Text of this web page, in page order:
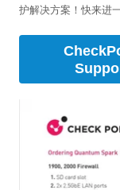
护解决方案！快来进